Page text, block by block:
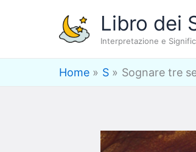
Libro dei
Interpretazione e
Home S Sognare tre